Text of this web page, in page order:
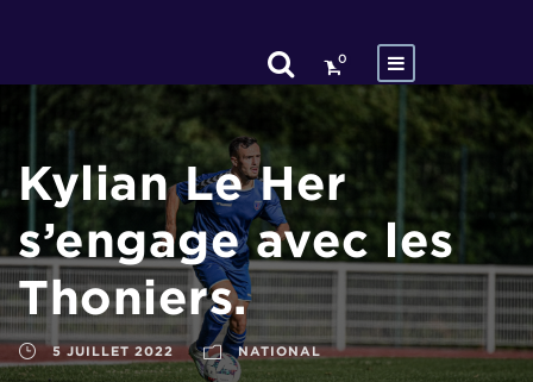
0
Kylian Le Her
s’engage avec les
Thoniers.
5 JUILLET 2022 NATIONAL